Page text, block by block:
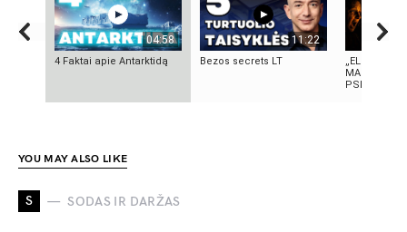
04:58
4 Faktai apie Antarktidą
11:22
Bezos secrets LT
„ELEKTROS
MASINĖ
PSICHOZĖ
YOU MAY ALSO LIKE
S SODAS IR DARŽAS